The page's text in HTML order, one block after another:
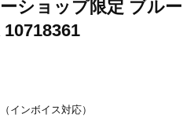
ショップ限定 ブルー
（インボイス対応）